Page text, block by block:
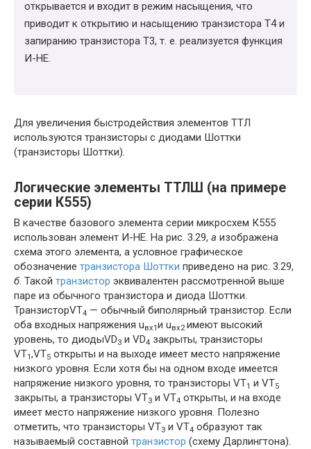
открывается и входит в режим насыщения, что
приводит к открытию и насыщению транзистора Т4 и
запиранию транзистора Т3, т. е. реализуется функция
И-НЕ.
Для увеличения быстродействия элементов ТТЛ
используются транзисторы с диодами Шоттки
(транзисторы Шоттки).
Логические элементы ТТЛШ (на примере
серии К555)
В качестве базового элемента серии микросхем К555
использован элемент И-НЕ. На рис. 3.29, а изображена
схема этого элемента, а условное графическое
обозначение транзистора Шоттки приведено на рис. 3.29,
б. Такой транзистор эквивалентен рассмотренной выше
паре из обычного транзистора и диода Шоттки.
ТранзисторVT4 — обычный биполярный транзистор. Если
оба входных напряжения uвх1 и uвх2имеют высокий
уровень, то диодыVD3 и VD4 закрыты, транзисторы
VT1 ,VT5 открыты и на выходе имеет место напряжение
низкого уровня. Если хотя бы на одном входе имеется
напряжение низкого уровня, то транзисторы VT1 и VT5
закрыты, а транзисторы VT3 и VT4 открыты, и на входе
имеет место напряжение низкого уровня. Полезно
отметить, что транзисторы VT3 и VT4 образуют так
называемый составной транзистор (схему Дарлингтона).